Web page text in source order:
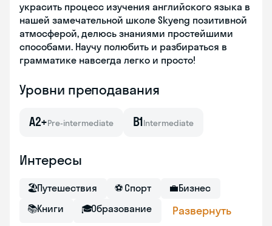
украсить процесс изучения английского языка в
нашей замечательной школе Skyeng позитивной
атмосферой, делюсь знаниями простейшими
способами. Научу полюбить и разбираться в
грамматике навсегда легко и просто!
Уровни преподавания
A2+Pre-intermediate B1Intermediate
Интересы
🏖Путешествия ⚽ Спорт 💼Бизнес
📚Книги 🎓Образование Развернуть